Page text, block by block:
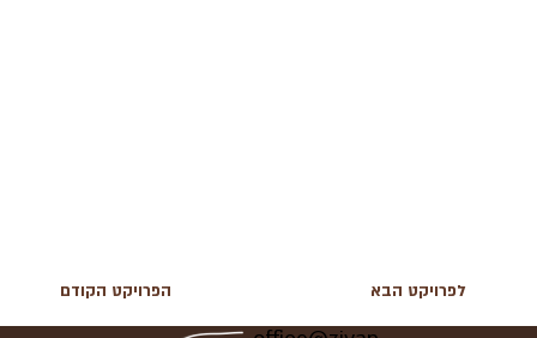
לפרויקט הבא הפרויקט הקודם